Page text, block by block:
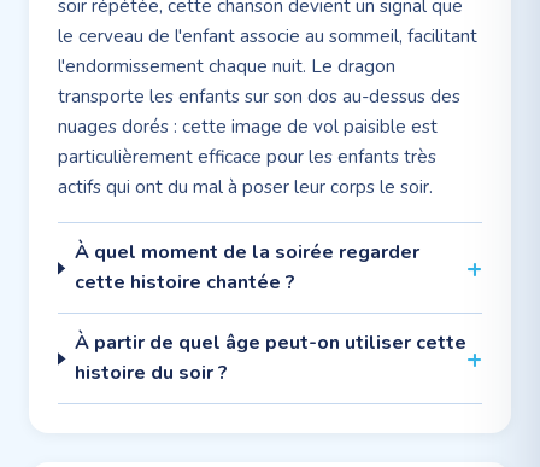
soir répétée, cette chanson devient un signal que
le cerveau de l'enfant associe au sommeil, facilitant
l'endormissement chaque nuit. Le dragon
transporte les enfants sur son dos au-dessus des
nuages dorés : cette image de vol paisible est
particulièrement efficace pour les enfants très
actifs qui ont du mal à poser leur corps le soir.
À quel moment de la soirée regarder
cette histoire chantée ?
À partir de quel âge peut-on utiliser cette
histoire du soir ?